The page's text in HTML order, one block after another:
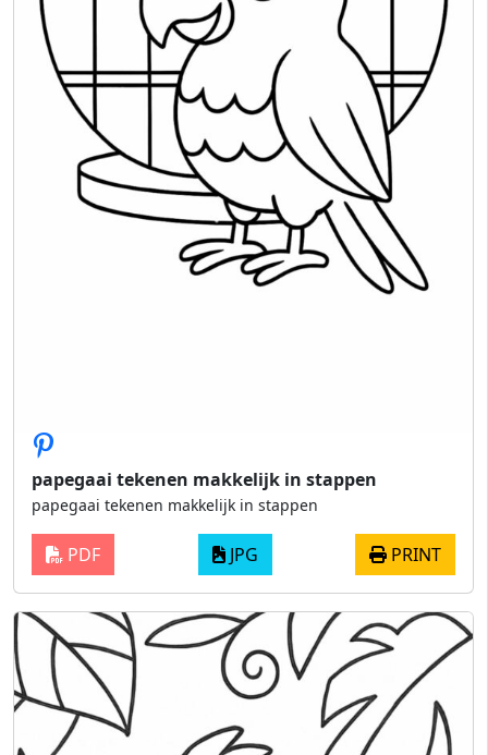
papegaai tekenen makkelijk in stappen
papegaai tekenen makkelijk in stappen
PDF JPG PRINT